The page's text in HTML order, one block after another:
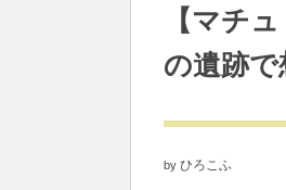
【マチ
の遺跡
by ひろこふ